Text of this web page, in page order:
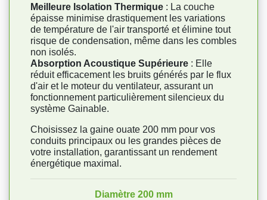
Meilleure Isolation Thermique : La couche
épaisse minimise drastiquement les variations
de température de l'air transporté et élimine tout
risque de condensation, même dans les combles
non isolés.
Absorption Acoustique Supérieure : Elle
réduit efficacement les bruits générés par le flux
d'air et le moteur du ventilateur, assurant un
fonctionnement particulièrement silencieux du
système Gainable.
Choisissez la gaine ouate 200 mm pour vos
conduits principaux ou les grandes pièces de
votre installation, garantissant un rendement
énergétique maximal.
Diamètre 200 mm